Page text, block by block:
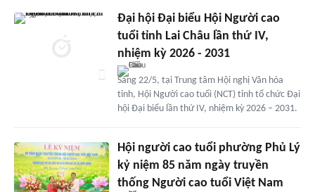
Đại hội Đại biểu Hội Người cao
tuổi tỉnh Lai Châu lần thứ IV,
nhiệm kỳ 2026 - 2031
Sáng 22/5, tại Trung tâm Hội nghị Văn hóa
tỉnh, Hội Người cao tuổi (NCT) tỉnh tổ chức Đại
hội Đại biểu lần thứ IV, nhiệm kỳ 2026 – 2031.
Hội người cao tuổi phường Phủ Lý
kỷ niệm 85 năm ngày truyền
thống Người cao tuổi Việt Nam